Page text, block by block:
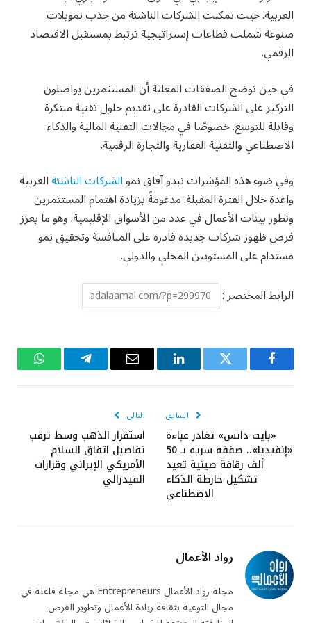
العربية. حيث تمكنت الشركات الناشئة من جذب تمويلات
متنوعة شملت قطاعات إستراتيجية ترتبط بمستقبل الاقتصاد
الرقمي.
في حين توضح الصفقات المعلنة أن المستثمرين يواصلون
التركيز على الشركات القادرة على تقديم حلول تقنية مبتكرة
وقابلة للتوسع. خصوصًا في مجالات التقنية المالية والذكاء
الاصطناعي والتقنية العقارية والتجارة الرقمية.
وفي ضوء هذه المؤشرات تبدو آفاق نموالشركات الناشئةالعربية
واعدة خلال الفترة المقبلة. مدعومةً بزيادة اهتمام المستثمرين
وتطور بيئات الأعمال في عدد من الأسواق الإقليمية. وهو ما يعزز
فرص ظهور شركات جديدة قادرة على المنافسة وتحقيق نمو
مستدام على المستويين المحلي والدولي.
الرابط المختصر :
فيسبوك تويتر لينكدإن
البريد
تيلقرام واتساب
السابق
«بايت دانس» تغادر عباءة
«إنفيديا».. صفقة سرية بـ 50
ألف رقاقة صينية تعيد
تشكيل خارطة الذكاء
الاصطناعي
التالي
استقرار الذهب وسط ترقب
تفاصيل اتفاق السلام
الأمريكي الإيراني وقرارات
الفيدرالي
رواد الأعمال
مجلة رواد الأعمال Entrepreneurs هي مجلة فاعلة في
مجال التوعية بثقافة ريادة الأعمال وتطوير الفرص